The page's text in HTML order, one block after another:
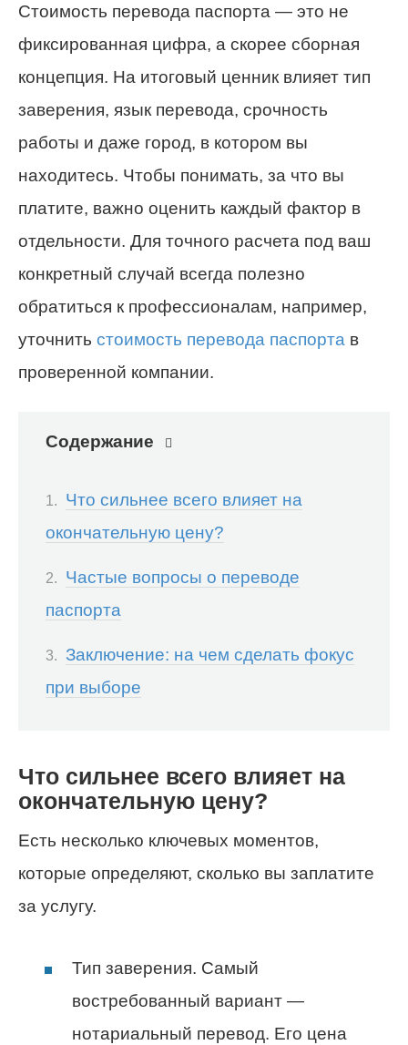
Стоимость перевода паспорта — это не
фиксированная цифра, а скорее сборная
концепция. На итоговый ценник влияет тип
заверения, язык перевода, срочность
работы и даже город, в котором вы
находитесь. Чтобы понимать, за что вы
платите, важно оценить каждый фактор в
отдельности. Для точного расчета под ваш
конкретный случай всегда полезно
обратиться к профессионалам, например,
уточнить стоимость перевода паспорта в
проверенной компании.
Содержание
Что сильнее всего влияет на
окончательную цену?
Частые вопросы о переводе
паспорта
Заключение: на чем сделать фокус
при выборе
Что сильнее всего влияет на
окончательную цену?
Есть несколько ключевых моментов,
которые определяют, сколько вы заплатите
за услугу.
Тип заверения. Самый
востребованный вариант —
нотариальный перевод. Его цена